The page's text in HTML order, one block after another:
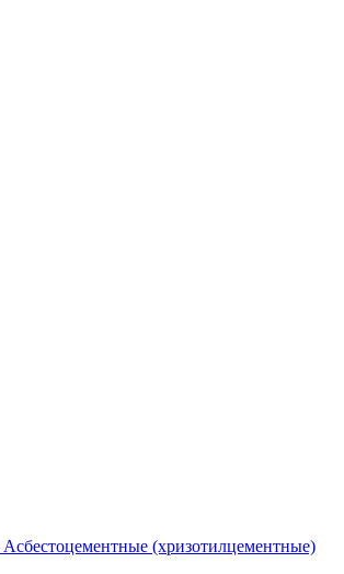
Асбестоцементные (хризотилцементные)